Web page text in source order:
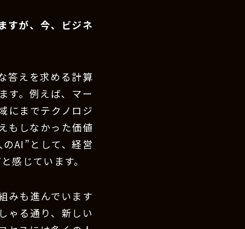
すが、今、ビジネ
答えを求める計算
す。例えば、マー
にまでテクノロジ
もしなかった価値
AI”として、経営
感じています。
みも進んでいます
ゃる通り、新しい